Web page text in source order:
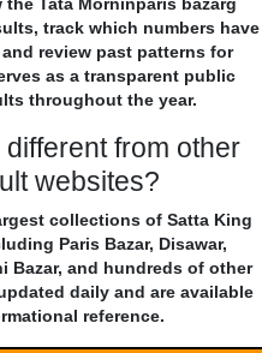
Tata Morninparis bazarg
track which numbers have
review past patterns for
as a transparent public
throughout the year.
from other
websites?
collections of Satta King
Paris Bazar, Disawar,
Bazar, and hundreds of other
daily and are available
reference.